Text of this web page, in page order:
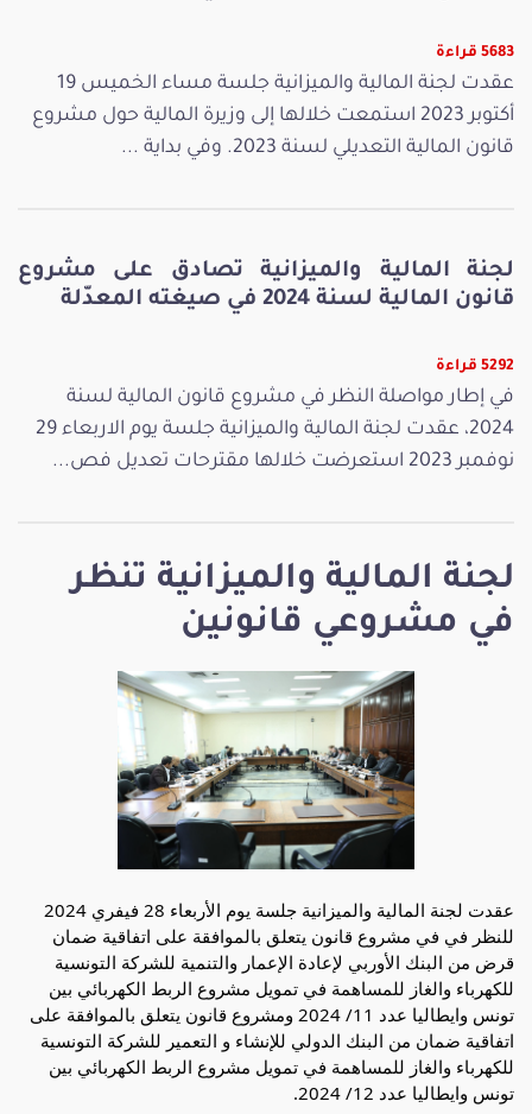
لجنة المالية والميزانية تنظر
في مشروعي قانونين
عقدت لجنة المالية والميزانية جلسة يوم الأربعاء 28 فيفري 2024
للنظر في في مشروع قانون يتعلق بالموافقة على اتفاقية ضمان
قرض من البنك الأوربي لإعادة الإعمار والتنمية للشركة التونسية
للكهرباء والغاز للمساهمة في تمويل مشروع الربط الكهربائي بين
تونس وايطاليا عدد 11/ 2024 ومشروع قانون يتعلق بالموافقة على
اتفاقية ضمان من البنك الدولي للإنشاء و التعمير للشركة التونسية
للكهرباء والغاز للمساهمة في تمويل مشروع الربط الكهربائي بين
تونس وايطاليا عدد 12/ 2024.
5683 قراءة
عقدت لجنة المالية والميزانية جلسة مساء الخميس 19
أكتوبر 2023 استمعت خلالها إلى وزيرة المالية حول مشروع
قانون المالية التعديلي لسنة 2023. وفي بداية ...
لجنة المالية والميزانية تصادق على مشروع
قانون المالية لسنة 2024 في صيغته المعدّلة
5292 قراءة
في إطار مواصلة النظر في مشروع قانون المالية لسنة
2024، عقدت لجنة المالية والميزانية جلسة يوم الاربعاء 29
نوفمبر 2023 استعرضت خلالها مقترحات تعديل فص...